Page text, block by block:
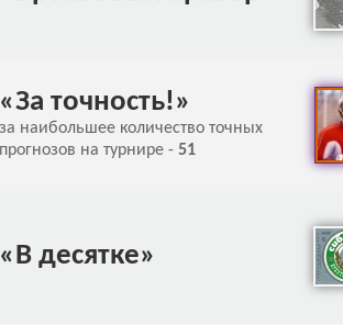
«За точность!»
за наибольшее количество точных
прогнозов на турнире - 51
«В десятке»